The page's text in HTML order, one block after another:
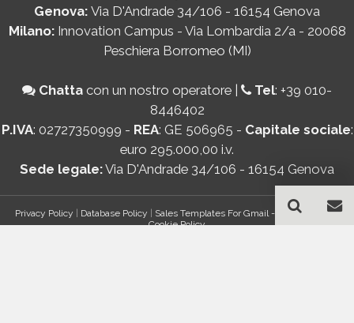
Genova: Via D'Andrade 34/106 - 16154 Genova
Milano: Innovation Campus - Via Lombardia 2/a - 20068
Peschiera Borromeo (MI)
Chatta con un nostro operatore | Tel: +39 010-
8446402
P.IVA: 02727350999 - REA: GE 506965 - Capitale sociale:
euro 295.000,00 i.v.
Sede legale:Via D'Andrade 34/106 - 16154 Genova
Privacy Policy | Database Policy | Sales Templates For Gmail - AddOn Policy|
Cookie Policy